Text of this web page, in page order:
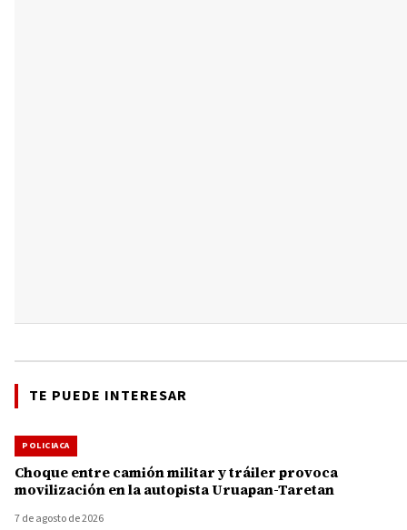
TE PUEDE INTERESAR
POLICIACA
Choque entre camión militar y tráiler provoca
movilización en la autopista Uruapan-Taretan
7 de agosto de 2026